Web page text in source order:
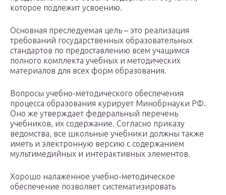
которое подлежит усвоению.
Основная преследуемая цель – это реализация
требований государственных образовательных
стандартов по предоставлению всем учащимся
полного комплекта учебных и методических
материалов для всех форм образования.
Вопросы учебно-методического обеспечения
процесса образования курирует Минобрнауки РФ.
Оно же утверждает федеральный перечень
учебников, их содержание. Согласно приказу
ведомства, все школьные учебники должны также
иметь и электронную версию с содержанием
мультимедийных и интерактивных элементов.
Хорошо налаженное учебно-методическое
обеспечение позволяет систематизировать